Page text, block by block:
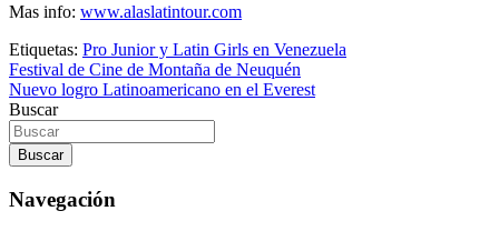
Mas info: www.alaslatintour.com
Etiquetas: Pro Junior y Latin Girls en Venezuela
Navegación
de
entradas
Festival de Cine de Montaña de Neuquén
Nuevo logro Latinoamericano en el Everest
Buscar
Buscar
Navegación